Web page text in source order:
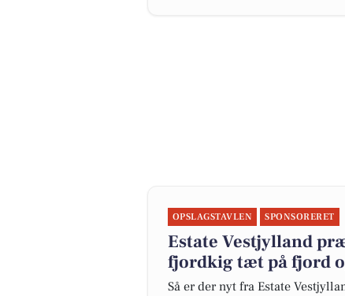
OPSLAGSTAVLEN SPONSORERET
Estate Vestjylland
fjordkig tæt på fjord
Så er der nyt fra Estate